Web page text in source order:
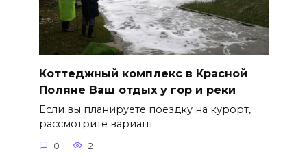
Коттеджный комплекс в Красной
Поляне Ваш отдых у гор и реки
Если вы планируете поездку на курорт,
рассмотрите вариант
0 2